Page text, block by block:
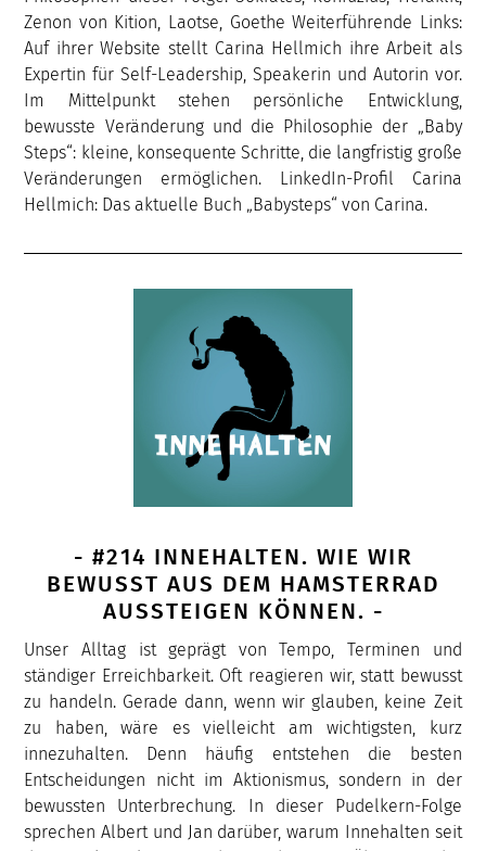
Zenon von Kition, Laotse, Goethe Weiterführende Links:
Auf ihrer Website stellt Carina Hellmich ihre Arbeit als
Expertin für Self-Leadership, Speakerin und Autorin vor.
Im Mittelpunkt stehen persönliche Entwicklung,
bewusste Veränderung und die Philosophie der „Baby
Steps“: kleine, konsequente Schritte, die langfristig große
Veränderungen ermöglichen. LinkedIn-Profil Carina
Hellmich: Das aktuelle Buch „Babysteps“ von Carina.
- #214 INNEHALTEN. WIE WIR
BEWUSST AUS DEM HAMSTERRAD
AUSSTEIGEN KÖNNEN. -
Unser Alltag ist geprägt von Tempo, Terminen und
ständiger Erreichbarkeit. Oft reagieren wir, statt bewusst
zu handeln. Gerade dann, wenn wir glauben, keine Zeit
zu haben, wäre es vielleicht am wichtigsten, kurz
innezuhalten. Denn häufig entstehen die besten
Entscheidungen nicht im Aktionismus, sondern in der
bewussten Unterbrechung. In dieser Pudelkern-Folge
sprechen Albert und Jan darüber, warum Innehalten seit